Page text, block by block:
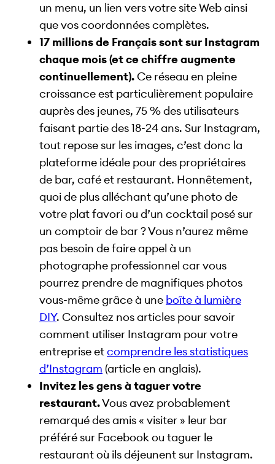
un menu, un lien vers votre site Web ainsi
que vos coordonnées complètes.
17 millions de Français sont sur Instagram
chaque mois (et ce chiffre augmente
continuellement).Ce réseau en pleine
croissance est particulièrement populaire
auprès des jeunes, 75 % des utilisateurs
faisant partie des 18-24 ans. Sur Instagram,
tout repose sur les images, c’est donc la
plateforme idéale pour des propriétaires
de bar, café et restaurant. Honnêtement,
quoi de plus alléchant qu’une photo de
votre plat favori ou d’un cocktail posé sur
un comptoir de bar ? Vous n’aurez même
pas besoin de faire appel à un
photographe professionnel car vous
pourrez prendre de magnifiques photos
vous-même grâce à une boîte à lumière
DIY. Consultez nos articles pour savoir
comment utiliser Instagram pour votre
entreprise etcomprendre les statistiques
d’Instagram (article en anglais).
Invitez les gens à taguer votre
restaurant.Vous avez probablement
remarqué des amis « visiter » leur bar
préféré sur Facebook ou taguer le
restaurant où ils déjeunent sur Instagram.